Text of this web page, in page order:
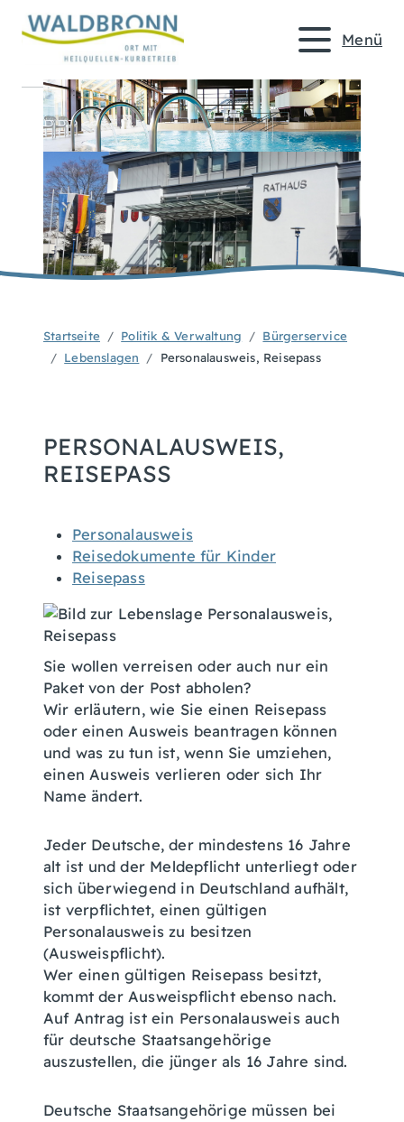
Menü
Startseite Politik & Verwaltung
Bürgerservice
Lebenslagen
Personalausweis, Reisepass
PERSONALAUSWEIS,
REISEPASS
Personalausweis
Reisedokumente für Kinder
Reisepass
Sie wollen verreisen oder auch nur ein
Paket von der Post abholen?
Wir erläutern, wie Sie einen Reisepass
oder einen Ausweis beantragen können
und was zu tun ist, wenn Sie umziehen,
einen Ausweis verlieren oder sich Ihr
Name ändert.
Jeder Deutsche, der mindestens 16 Jahre
alt ist und der Meldepflicht unterliegt oder
sich überwiegend in Deutschland aufhält,
ist verpflichtet, einen gültigen
Personalausweis zu besitzen
(Ausweispflicht).
Wer einen gültigen Reisepass besitzt,
kommt der Ausweispflicht ebenso nach.
Auf Antrag ist ein Personalausweis auch
für deutsche Staatsangehörige
auszustellen, die jünger als 16 Jahre sind.
Deutsche Staatsangehörige müssen bei